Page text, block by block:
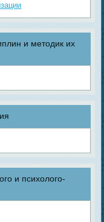
и методик их
и психолого-